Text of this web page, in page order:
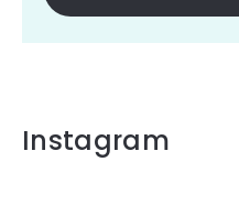
Instagram